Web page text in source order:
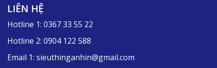
LIÊN HỆ
Hotline 1: 0367 33 55 22
Hotline 2: 0904 122 588
Email 1: sieuthinganhin@gmail.com